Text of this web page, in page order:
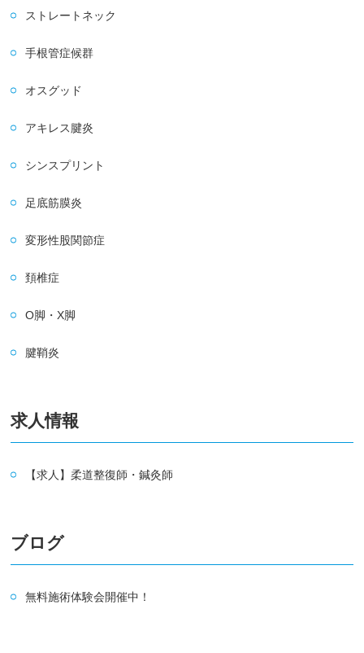
ストレートネック
手根管症候群
オスグッド
アキレス腱炎
シンスプリント
足底筋膜炎
変形性股関節症
頚椎症
O脚・X脚
腱鞘炎
求人情報
【求人】柔道整復師・鍼灸師
ブログ
無料施術体験会開催中！